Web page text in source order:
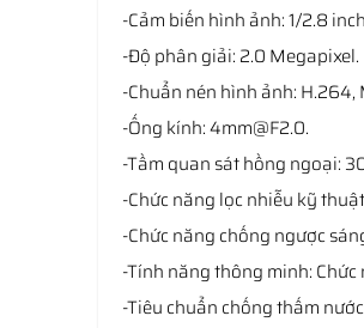
-Cảm biến hình ảnh: 1/2.8
-Độ phân giải: 2.0 Megapixel.
-Chuẩn nén hình ảnh: H.264,
-Ống kính: 4mm@F2.0.
-Tầm quan sát hồng ngoại:
-Chức năng lọc nhiễu kỹ
-Chức năng chống ngược
-Tính năng thông minh:
-Tiêu chuẩn chống thấm